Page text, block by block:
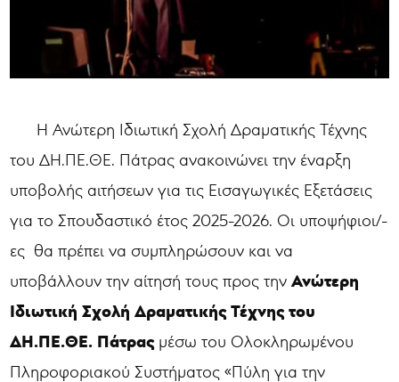
Η Ανώτερη Ιδιωτική Σχολή Δραματικής Τέχνης
του ΔΗ.ΠΕ.ΘΕ. Πάτρας ανακοινώνει την έναρξη
υποβολής αιτήσεων για τις Εισαγωγικές Εξετάσεις
για το Σπουδαστικό έτος 2025-2026. Οι υποψήφιοι/-
ες θα πρέπει να συμπληρώσουν και να
υποβάλλουν την αίτησή τους προς τηνΑνώτερη
Ιδιωτική Σχολή Δραματικής Τέχνης του
ΔΗ.ΠΕ.ΘΕ. Πάτρας μέσω του Ολοκληρωμένου
Πληροφοριακού Συστήματος «Πύλη για την